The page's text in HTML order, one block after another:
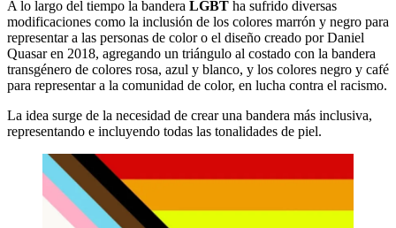
A lo largo del tiempo la bandera LGBT ha sufrido diversas
modificaciones como la inclusión de los colores marrón y negro para
representar a las personas de color o el diseño creado por Daniel
Quasar en 2018, agregando un triángulo al costado con la bandera
transgénero de colores rosa, azul y blanco, y los colores negro y café
para representar a la comunidad de color, en lucha contra el racismo.
La idea surge de la necesidad de crear una bandera más inclusiva,
representando e incluyendo todas las tonalidades de piel.